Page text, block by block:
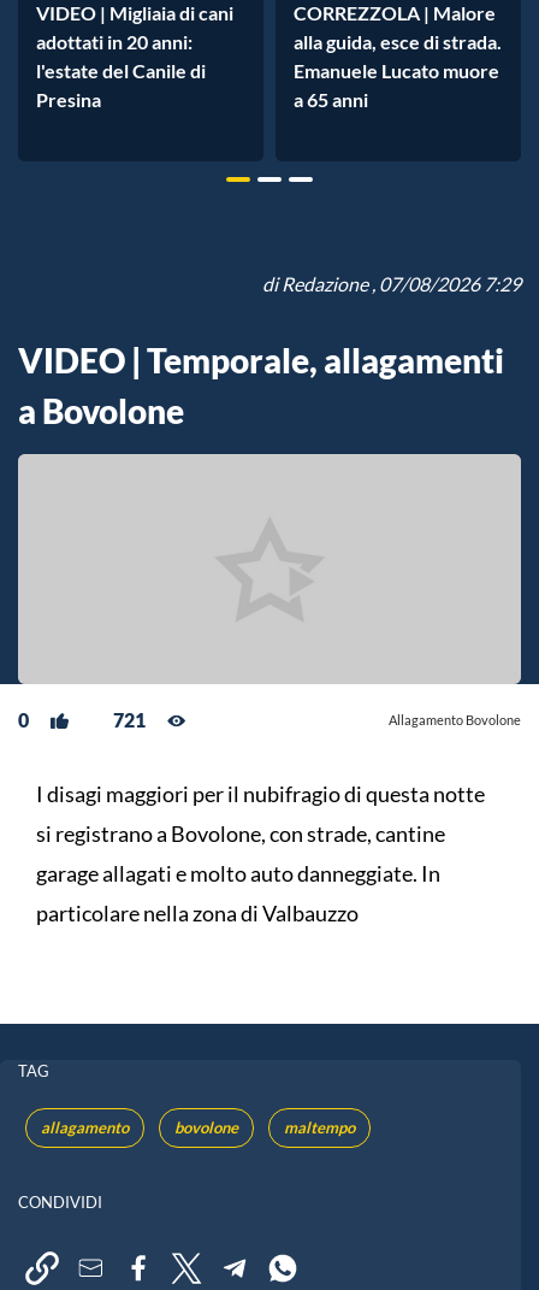
VIDEO | Migliaia di cani
adottati in 20 anni:
l'estate del Canile di
Presina
CORREZZOLA | Malore
alla guida, esce di strada.
Emanuele Lucato muore
a 65 anni
diRedazione, 07/08/2026 7:29
VIDEO | Temporale, allagamenti
a Bovolone
0 721 Allagamento Bovolone
I disagi maggiori per il nubifragio di questa notte
si registrano a Bovolone, con strade, cantine
garage allagati e molto auto danneggiate. In
particolare nella zona di Valbauzzo
TAG
allagamento bovolone maltempo
CONDIVIDI